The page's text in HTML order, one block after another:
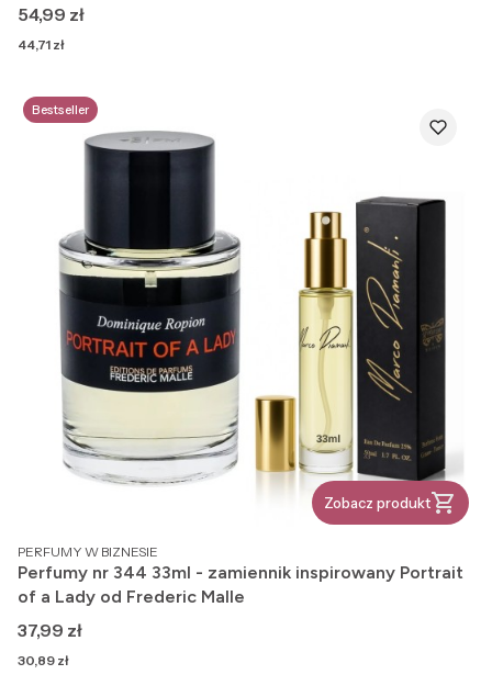
Cena
54,99 zł
Cena
44,71 zł
Bestseller
Zobacz produkt
PRODUCENT
PERFUMY W BIZNESIE
Perfumy nr 344 33ml - zamiennik inspirowany Portrait
of a Lady od Frederic Malle
Cena
37,99 zł
Cena
30,89 zł